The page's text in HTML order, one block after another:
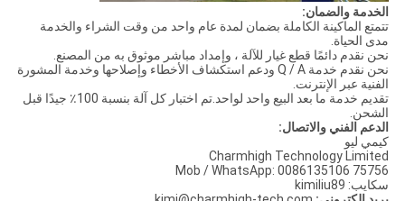
الخدمة والضمان:
تتمتع الماكينة الكاملة بضمان لمدة عام واحد من وقت الشراء والخدمة
مدى الحياة.
نحن نقدم دائمًا قطع غيار للآلة ، وإمداد مباشر موثوق به من المصنع.
نحن نقدم خدمة Q / A ودعم استكشاف الأخطاء وإصلاحها وخدمة المشورة
الفنية عبر الإنترنت.
تقديم خدمة ما بعد البيع واحد لواحد.تم اختبار كل آلة بنسبة 100٪ جيدًا قبل
الشحن.
الدعم الفني والاتصال:
كيمي ليو
Charmhigh Technology Limited
Mob / WhatsApp: 0086135106 75756
سكايب: kimiliu89